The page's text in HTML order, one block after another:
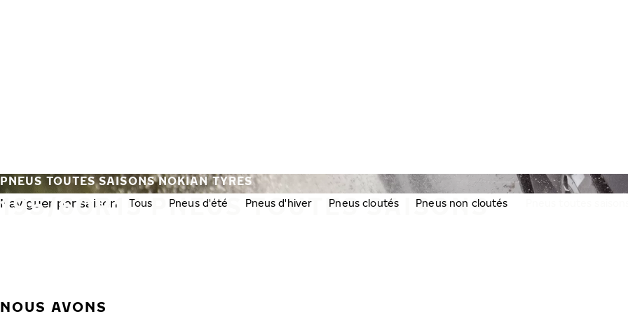
195/60R15 PNEUS TOUTES SAISONS
PNEUS TOUTES SAISONS NOKIAN TYRES
Naviguer par saison: Tous Pneus d'été Pneus d'hiver Pneus cloutés Pneus non cloutés
NOUS AVONS